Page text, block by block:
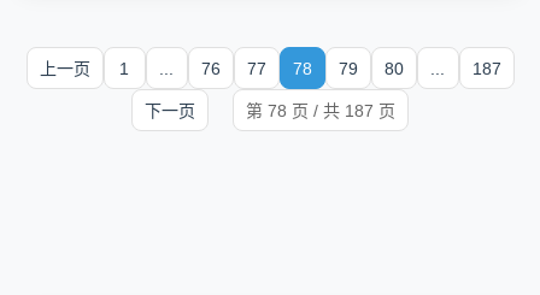
上一页 1 76 77 78 79 80 187
下一页 第 78 页 / 共 187 页